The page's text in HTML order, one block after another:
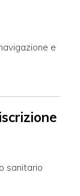
e
sanitario